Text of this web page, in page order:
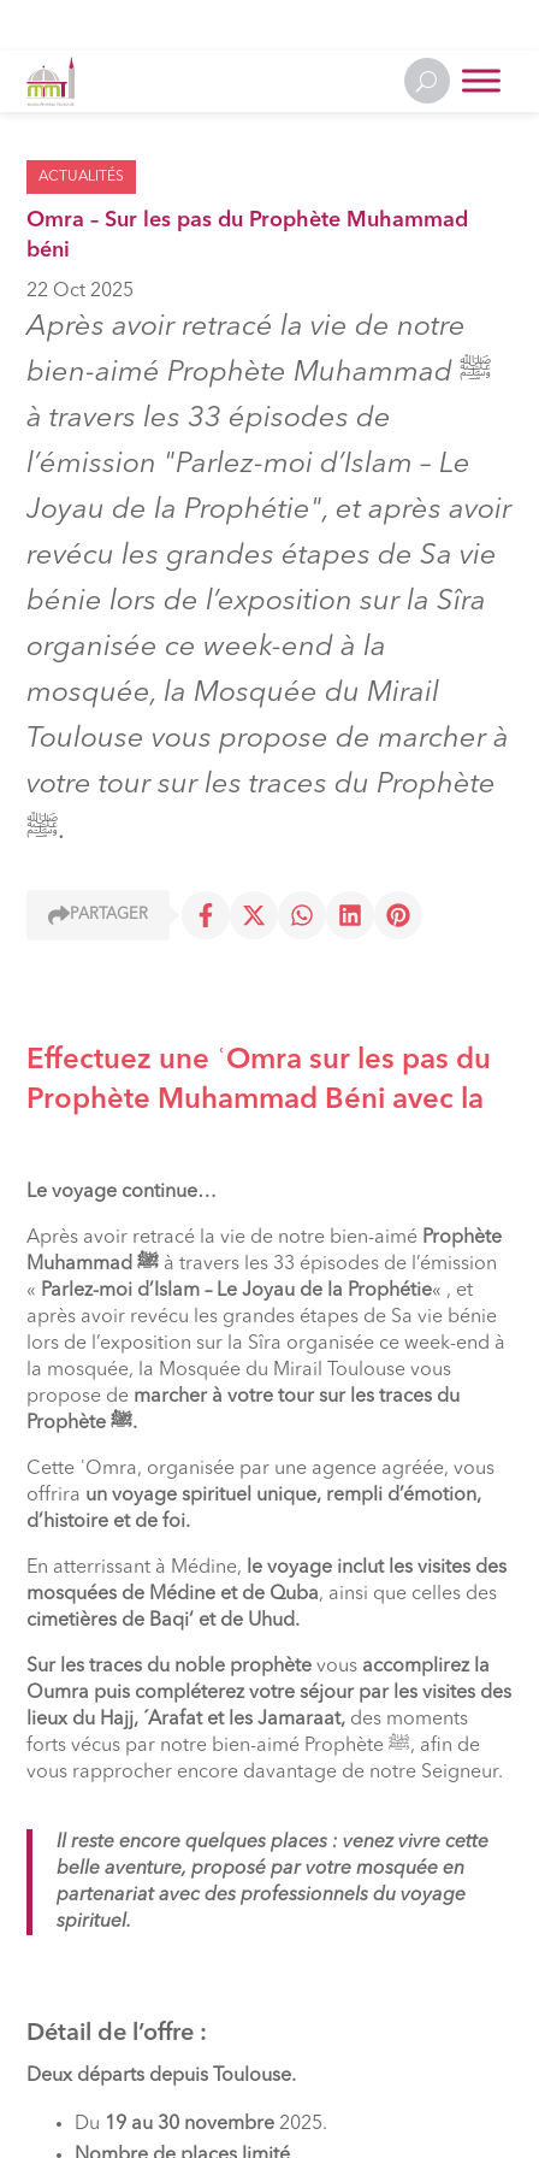
ACTUALITÉS
Omra – Sur les pas du Prophète Muhammad
béni
22 Oct 2025
Après avoir retracé la vie de notre
bien-aimé Prophète Muhammad ﷺ
à travers les 33 épisodes de
l’émission "Parlez-moi d’Islam – Le
Joyau de la Prophétie", et après avoir
revécu les grandes étapes de Sa vie
bénie lors de l’exposition sur la Sîra
organisée ce week-end à la
mosquée, la Mosquée du Mirail
Toulouse vous propose de marcher à
votre tour sur les traces du Prophète
ﷺ.
PARTAGER
Effectuez une ʿOmra sur les pas du
Prophète Muhammad Béni avec la
Le voyage continue…
Après avoir retracé la vie de notre bien-aimé Prophète
Muhammad ﷺ à travers les 33 épisodes de l’émission
« Parlez-moi d’Islam – Le Joyau de la Prophétie« , et
après avoir revécu les grandes étapes de Sa vie bénie
lors de l’exposition sur la Sîra organisée ce week-end à
la mosquée, la Mosquée du Mirail Toulouse vous
propose de marcher à votre tour sur les traces du
Prophète ﷺ.
Cette ʿOmra, organisée par une agence agréée, vous
offrira un voyage spirituel unique, rempli d’émotion,
d’histoire et de foi.
En atterrissant à Médine,
le voyage inclut les visites des
mosquées de Médine et de Quba, ainsi que celles des
cimetières de Baqi‘ et de Uhud.
Sur les traces du noble prophète vous accomplirez la
Oumra puis compléterez votre séjour par les visites des
lieux du Hajj, ´Arafat et les Jamaraat, des moments
forts vécus par notre bien-aimé Prophète ﷺ, afin de
vous rapprocher encore davantage de notre Seigneur.
Il reste encore quelques places : venez vivre cette
belle aventure, proposé par votre mosquée en
partenariat avec des professionnels du voyage
spirituel.
Détail de l’offre :
Deux départs depuis Toulouse.
Du 19 au 30 novembre 2025.